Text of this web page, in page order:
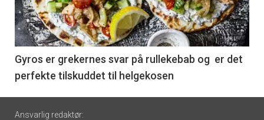
nå
-
6
Gyros er grekernes svar på rullekebab og er det
perfekte tilskuddet til helgekosen
Footer
Ansvarlig redaktør: